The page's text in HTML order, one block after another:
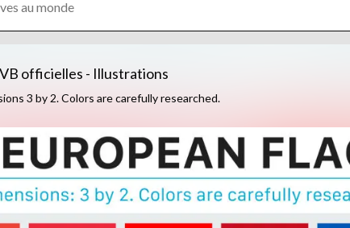
officielles - Illustrations
3 by 2. Colors are carefully researched.